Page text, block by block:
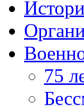
Лето